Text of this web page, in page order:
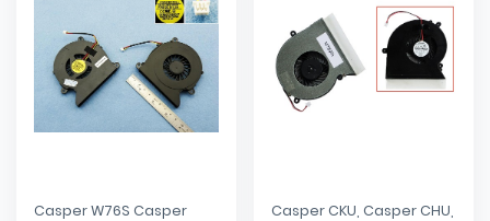
Casper W76S Casper
Casper CKU, Casper CHU,